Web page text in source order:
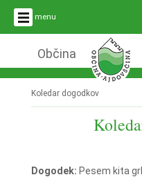
menu
Občina
Koledar dogodkov
Dogodek: Pesem kita